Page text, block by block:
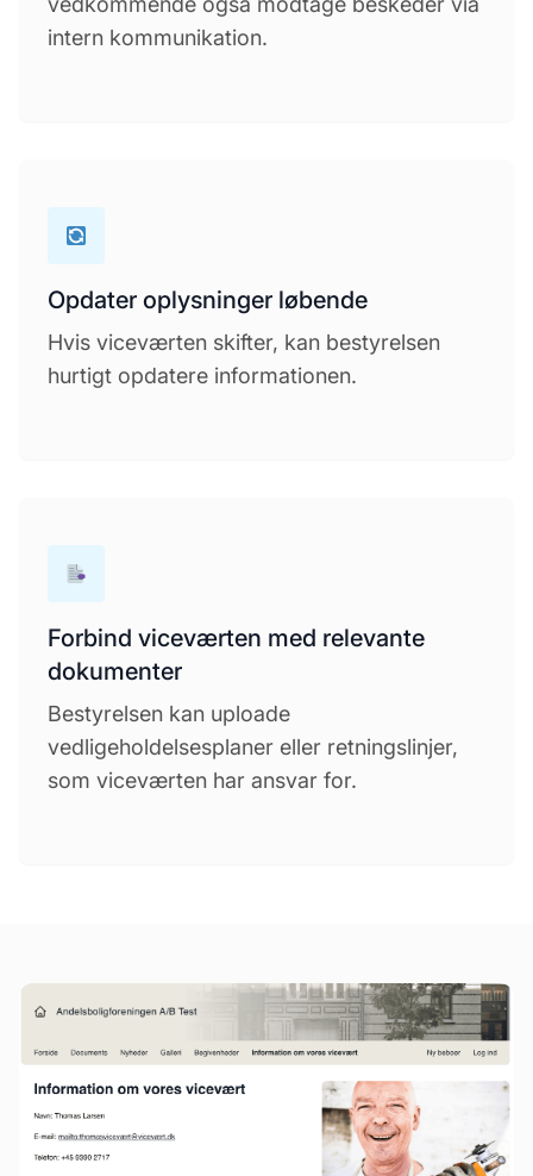
intern kommunikation.
Opdater oplysninger løbende
Hvis viceværten skifter, kan bestyrelsen
hurtigt opdatere informationen.
Forbind viceværten med relevante
dokumenter
Bestyrelsen kan uploade
vedligeholdelsesplaner eller retningslinjer,
som viceværten har ansvar for.